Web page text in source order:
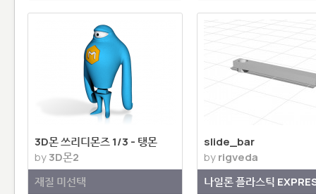
3D몬 쓰리디몬즈 1/3 - 탱몬
by3D몬2
재질 미선택
slide_bar
byrigveda
나일론 플라스틱